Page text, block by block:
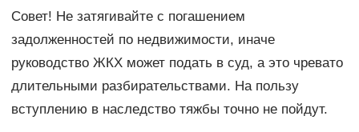
Совет! Не затягивайте с погашением
задолженностей по недвижимости, иначе
руководство ЖКХ может подать в суд, а это чревато
длительными разбирательствами. На пользу
вступлению в наследство тяжбы точно не пойдут.